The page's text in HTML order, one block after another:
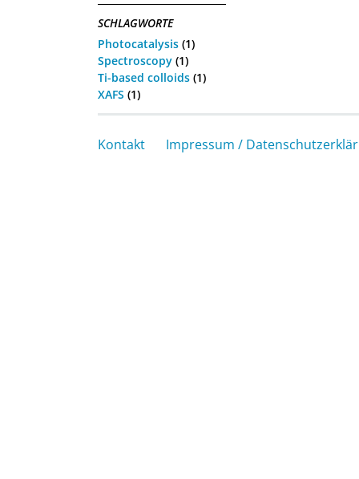
SCHLAGWORTE
Photocatalysis (1)
Spectroscopy (1)
Ti-based colloids (1)
XAFS (1)
Kontakt Impressum /